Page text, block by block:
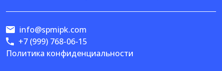
Политика конфиденциальности
info@spmipk.com
+7 (999) 768-06-15